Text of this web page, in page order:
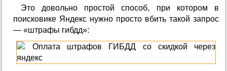
Это довольно простой способ, при котором в
поисковике Яндекс нужно просто вбить такой запрос
— «штрафы гибдд»: